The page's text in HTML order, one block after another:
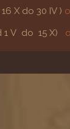
X do 30 IV )
i
V do 15 X)
i